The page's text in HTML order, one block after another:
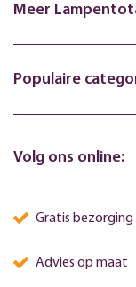
Meer
Populaire
Volg ons online:
Gratis bezorging
Advies op maat